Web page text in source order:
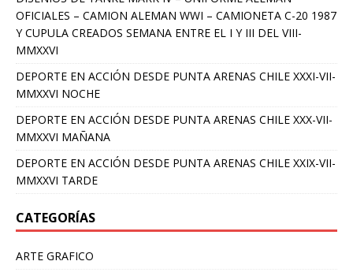
OFICIALES – CAMION ALEMAN WWI – CAMIONETA C-20 1987
Y CUPULA CREADOS SEMANA ENTRE EL I Y III DEL VIII-
MMXXVI
DEPORTE EN ACCIÓN DESDE PUNTA ARENAS CHILE XXXI-VII-
MMXXVI NOCHE
DEPORTE EN ACCIÓN DESDE PUNTA ARENAS CHILE XXX-VII-
MMXXVI MAÑANA
DEPORTE EN ACCIÓN DESDE PUNTA ARENAS CHILE XXIX-VII-
MMXXVI TARDE
CATEGORÍAS
ARTE GRAFICO